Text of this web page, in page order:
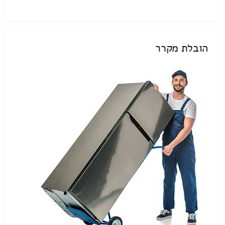
הובלת מקרר